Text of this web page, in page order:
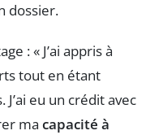
dossier.
: « J’ai appris à
tout en étant
eu un crédit avec
ma capacité à